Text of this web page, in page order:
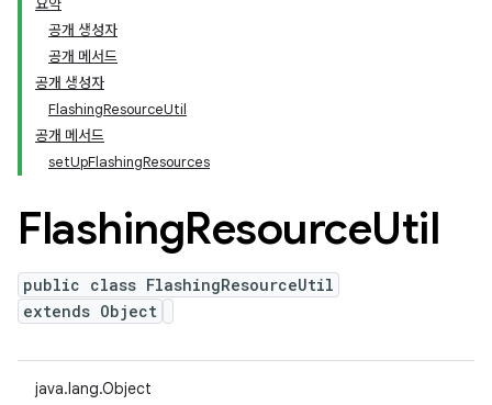
요약
공개 생성자
공개 메서드
공개 생성자
FlashingResourceUtil
공개 메서드
setUpFlashingResources
FlashingResourceUtil
public class FlashingResourceUtil
extends Object
java.lang.Object